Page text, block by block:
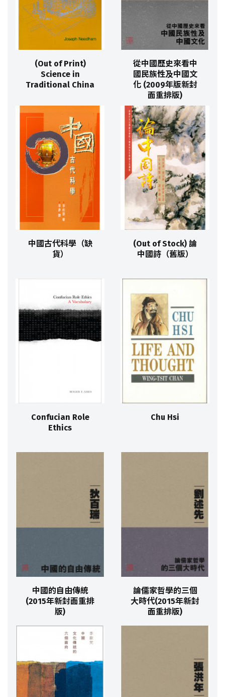
(Out of Print)
Science in
Traditional China
從中國歷史來看中
國民族性及中國文
化 (2009年版新封
面重排版)
中國古代科學（缺
貨）
(Out of Stock) 論
中國詩（舊版）
Confucian Role
Ethics
Chu Hsi
中國的自由傳統
(2015年新封面重排
版)
論儒家哲學的三個
大時代(2015年新封
面重排版)